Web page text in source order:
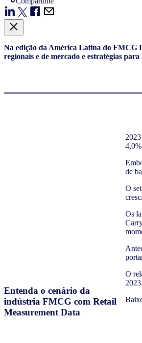
Na edição da América Latina do FMCG
regionais e de mercado e estratégias
Entenda o cenário da
indústria FMCG com Retail
Measurement Data
de
O
Os
O
2023.